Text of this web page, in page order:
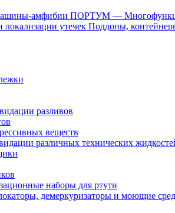
ПОРТУМ —
Поддоны,
разливов
веществ
различных технических
наборы для ртути
демеркуризаторы и моющие